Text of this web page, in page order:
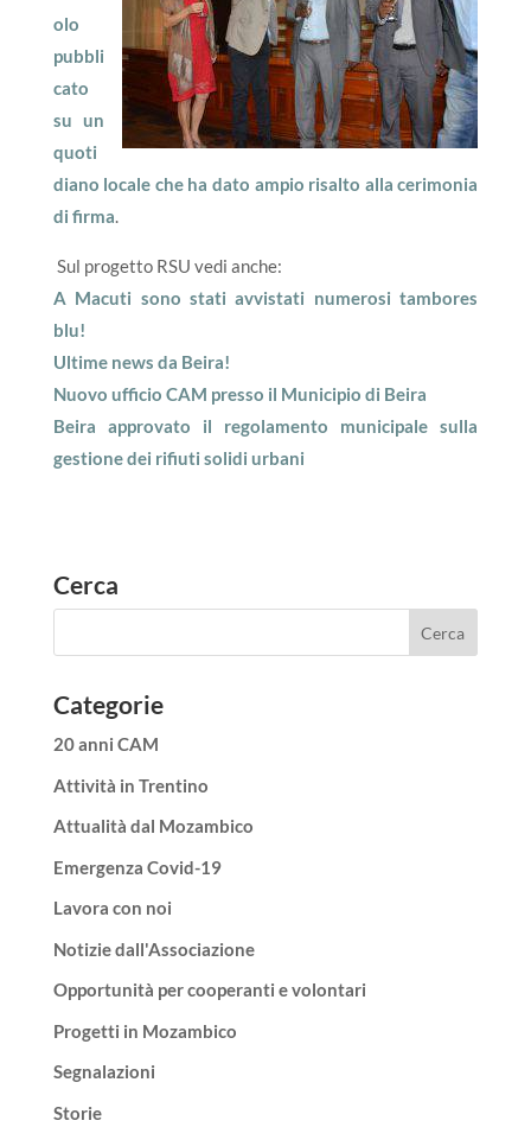
olo
pubbli
cato
su un
quoti
diano locale che ha dato ampio risalto alla cerimonia
di firma.
Sul progetto RSU vedi anche:
A Macuti sono stati avvistati numerosi tambores
blu!
Ultime news da Beira!
Nuovo ufficio CAM presso il Municipio di Beira
Beira approvato il regolamento municipale sulla
gestione dei rifiuti solidi urbani
Cerca
Categorie
20 anni CAM
Attività in Trentino
Attualità dal Mozambico
Emergenza Covid-19
Lavora con noi
Notizie dall'Associazione
Opportunità per cooperanti e volontari
Progetti in Mozambico
Segnalazioni
Storie